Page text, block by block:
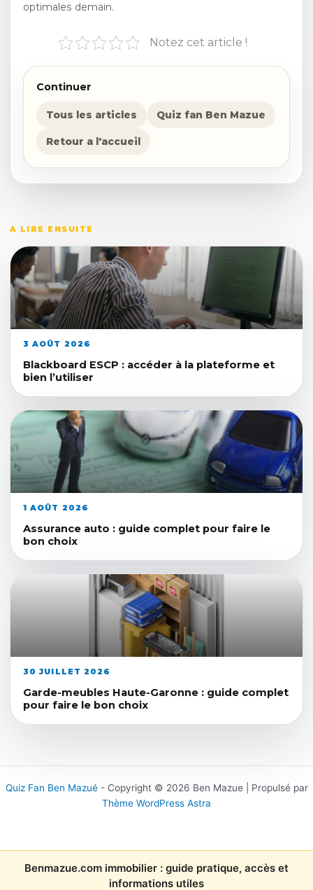
optimales demain.
Notez cet article !
Continuer
Tous les articles Quiz fan Ben Mazue
Retour a l'accueil
A LIRE ENSUITE
3 AOÛT 2026
Blackboard ESCP : accéder à la plateforme et
bien l’utiliser
1 AOÛT 2026
Assurance auto : guide complet pour faire le
bon choix
30 JUILLET 2026
Garde-meubles Haute-Garonne : guide complet
pour faire le bon choix
Quiz Fan Ben Mazué- Copyright © 2026 Ben Mazue | Propulsé par
Thème WordPress Astra
Benmazue.com immobilier : guide pratique, accès et
informations utiles